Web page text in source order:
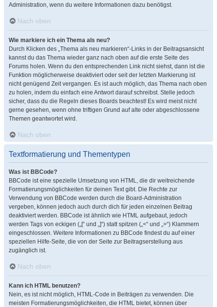
Administration, wenn du weitere Informationen dazu benötigst.
Nach oben
Wie markiere ich ein Thema als neu?
Durch Klicken des „Thema als neu markieren“-Links in der Beitragsansicht
kannst du das Thema wieder ganz nach oben auf die erste Seite des
Forums holen. Wenn du den entsprechenden Link nicht siehst, dann ist die
Funktion möglicherweise deaktiviert oder seit der letzten Markierung ist
nicht genügend Zeit vergangen. Es ist auch möglich, das Thema nach oben
zu holen, indem du einfach eine Antwort darauf schreibst. Stelle jedoch
sicher, dass du die Regeln dieses Boards beachtest! Es wird meist nicht
gerne gesehen, wenn ohne triftigen Grund auf alte oder abgeschlossene
Themen geantwortet wird.
Nach oben
Textformatierung und Thementypen
Was ist BBCode?
BBCode ist eine spezielle Umsetzung von HTML, die dir weitreichende
Formatierungsmöglichkeiten für deinen Text gibt. Die Rechte zur
Verwendung von BBCode werden durch die Board-Administration
vergeben, können jedoch auch durch dich für jeden einzelnen Beitrag
deaktiviert werden. BBCode ist ähnlich wie HTML aufgebaut, jedoch
werden Tags von eckigen („[“ und „]“) statt spitzen („<“ und „>“) Klammern
eingeschlossen. Weitere Informationen zu BBCode findest du auf einer
speziellen Hilfe-Seite, die von der Seite zur Beitragserstellung aus
zugänglich ist.
Nach oben
Kann ich HTML benutzen?
Nein, es ist nicht möglich, HTML-Code in Beiträgen zu verwenden. Die
meisten Formatierungsmöglichkeiten, die HTML bietet, können über